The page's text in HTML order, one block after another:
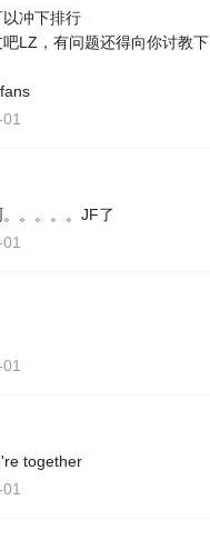
冲下排行
LZ，有问题还得向你讨教下
。。。。JF了
together